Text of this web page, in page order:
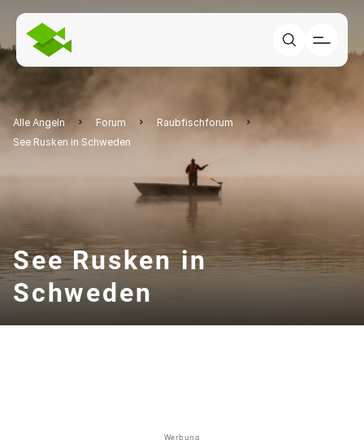
Alle Angeln Forum
Raubfischforum
See Rusken in Schweden
See Rusken in
Schweden
Werbung